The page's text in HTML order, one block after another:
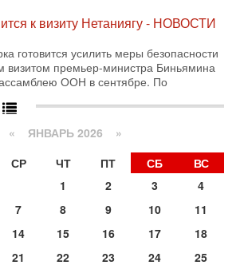
Трамп объявил о возобновлении
но Тегеран пока не подтвердил
По словам американского
по Ирану - НОВОСТИ
Трамп сегодня заявил об отмене
удара по Ирану после обращений
Израиля: кто заберет его на этот
репатриантов не раз кардинально
«Исраэль ба-алия», когда
к визиту Нетаниягу - НОВОСТИ
готовится усилить меры безопасности
премьер-министра Биньямина
ООН в сентябре. По
« ЯНВАРЬ 2026 »
СР ЧТ ПТ СБ
ВС
1
2 3
4
7 8 9 10
11
14 15 16 17
18
21 22 23 24
25